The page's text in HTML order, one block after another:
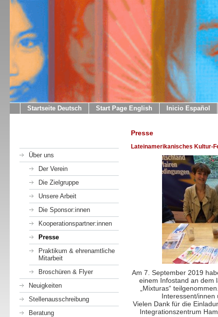
Startseite Deutsch Start Page English Inicio Español
Über uns
Der Verein
Die Zielgruppe
Unsere Arbeit
Die Sponsor:innen
Kooperationspartner:innen
Presse
Praktikum & ehrenamtliche
Mitarbeit
Broschüren & Flyer
Neuigkeiten
Stellenausschreibung
Beratung
Presse
Lateinamerikanisches Kultur-
Am 7. September 2019
einem Infostand an dem
„Mixturas“
Interessent/innen
Vielen Dank für die
Integrationszentrum